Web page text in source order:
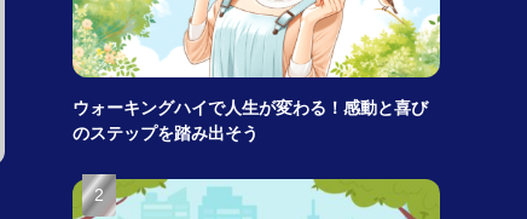
ウォーキングハイで人生が変わる！感動と喜び
のステップを踏み出そう